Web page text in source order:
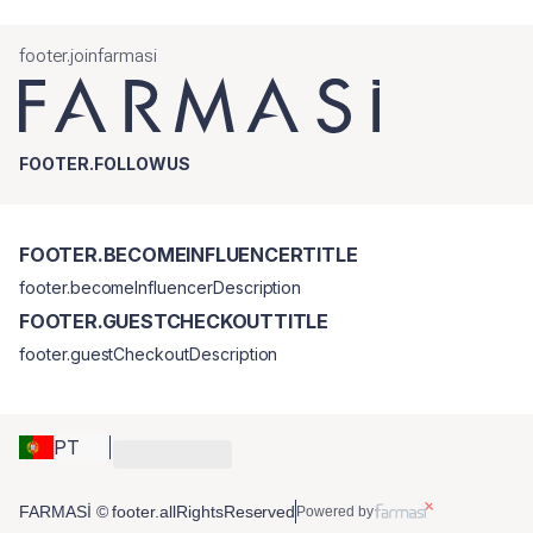
footer.joinfarmasi
FOOTER.FOLLOWUS
PT
FOOTER.BECOMEINFLUENCERTITLE
footer.becomeInfluencerDescription
FOOTER.GUESTCHECKOUTTITLE
footer.guestCheckoutDescription
FARMASİ © footer.allRightsReserved Powered by